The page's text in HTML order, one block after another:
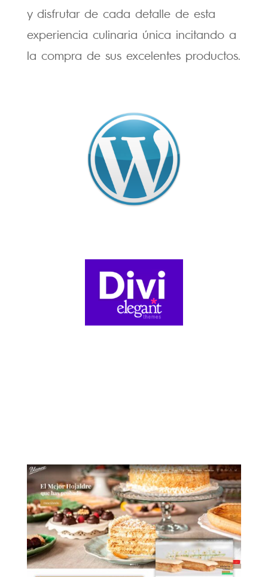
y disfrutar de cada detalle de esta
experiencia culinaria única incitando a
la compra de sus excelentes productos.